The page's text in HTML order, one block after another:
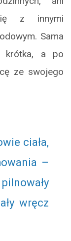
z innymi
Sama
krótka, a po
ze swojego
ciała,
–
wręcz